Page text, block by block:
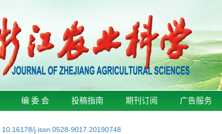
编 委 会 投稿指南 期刊订阅 广告服务
10.16178/j.issn.0528-9017.20190748